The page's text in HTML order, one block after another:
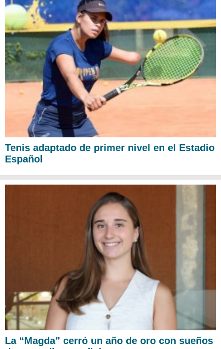
Tenis adaptado de primer nivel en el Estadio
Español
La “Magda” cerró un año de oro con sueños